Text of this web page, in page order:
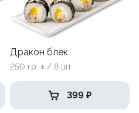
Дракон блек
250 гр. ± / 8 шт.
399 ₽